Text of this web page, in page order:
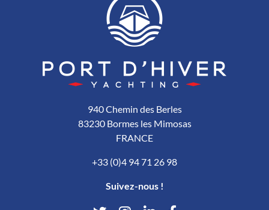
940 Chemin des Berles
83230 Bormes les Mimosas
FRANCE
+33 (0)4 94 71 26 98
Suivez-nous !